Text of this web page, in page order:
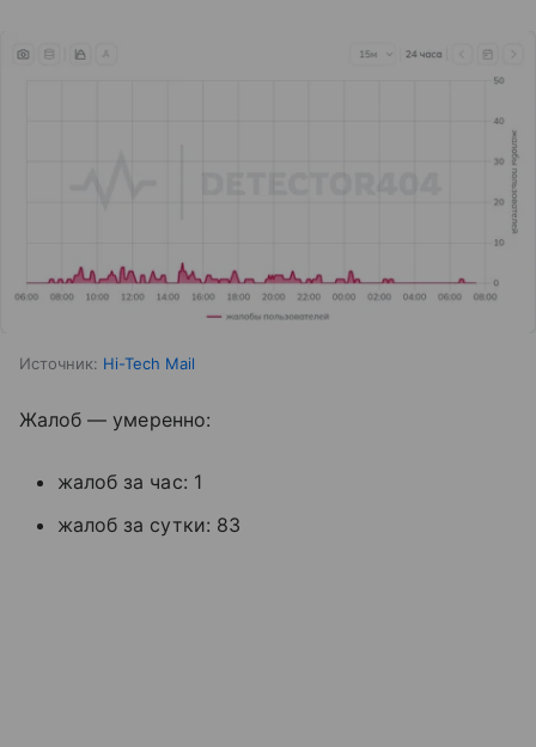
Источник: Hi-Tech Mail
Жалоб — умеренно:
жалоб за час: 1
жалоб за сутки: 83